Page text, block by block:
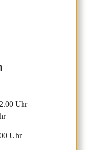
Uhr
Uhr